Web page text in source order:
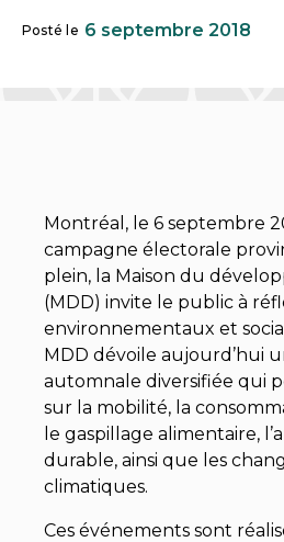
Posté le 6 septembre 2018
Montréal, le 6 septembre
campagne électorale
plein, la Maison du
(MDD) invite le public à
environnementaux et
MDD dévoile aujourd’hui
automnale diversifiée qui
sur la mobilité, la
le gaspillage alimentaire,
durable, ainsi que les
climatiques.
Ces événements sont